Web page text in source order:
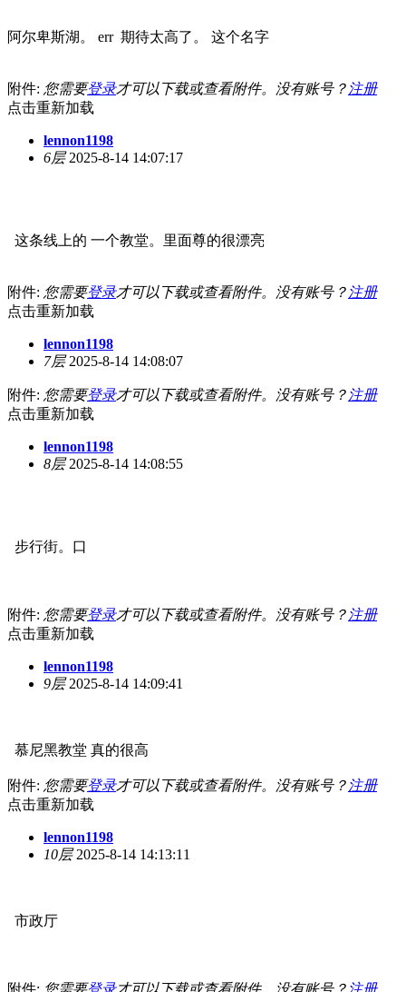
阿尔卑斯湖。 err 期待太高了。 这个名字
附件: 您需要登录才可以下载或查看附件。没有账号？ 注册
点击重新加载
lennon1198
6层2025-8-14 14:07:17
这条线上的 一个教堂。里面尊的很漂亮
附件: 您需要登录才可以下载或查看附件。没有账号？ 注册
点击重新加载
lennon1198
7层2025-8-14 14:08:07
附件: 您需要登录才可以下载或查看附件。没有账号？ 注册
点击重新加载
lennon1198
8层2025-8-14 14:08:55
步行街。口
附件: 您需要登录才可以下载或查看附件。没有账号？ 注册
点击重新加载
lennon1198
9层2025-8-14 14:09:41
慕尼黑教堂 真的很高
附件: 您需要登录才可以下载或查看附件。没有账号？ 注册
点击重新加载
lennon1198
10层2025-8-14 14:13:11
市政厅